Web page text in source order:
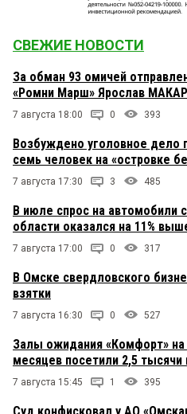
СВЕЖИЕ НОВОСТИ
За обман 93 омичей
«Ромни Марш» Ярослав
7 августа 18:00 0 393
Возбуждено уголовное
семь человек на «островке
7 августа 17:30 3 485
В июле спрос на автомобили
области оказался на 11%
7 августа 17:00 0 317
В Омске свердловского
взятки
7 августа 16:30 0 527
Залы ожидания «Комфорт» на
месяцев посетили 2,5 тысячи
7 августа 15:45 1 395